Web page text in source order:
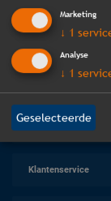
Klantenservice
Marketing
↓ 1
Analyse
↓ 1
Geselecteerde